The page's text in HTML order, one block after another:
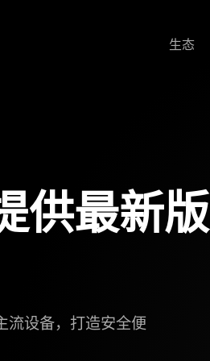
生态
供最新版
流设备，打造安全便